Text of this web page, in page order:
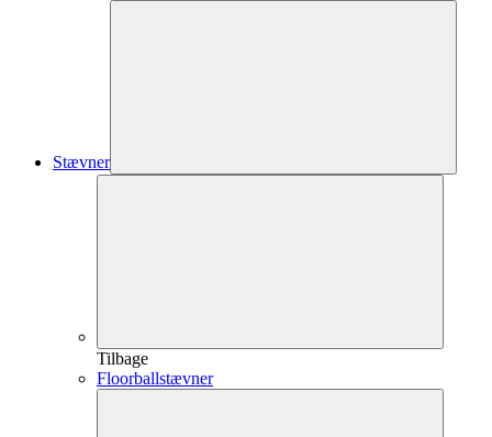
Stævner
Tilbage
Floorballstævner